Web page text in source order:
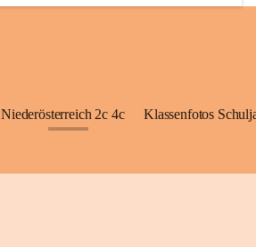
2c 4c Klassenfotos